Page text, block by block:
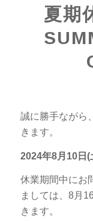
夏期
誠に勝手ながら
きます。
2024年8月10日(
休業期間中にお
ましては、8月
きます。